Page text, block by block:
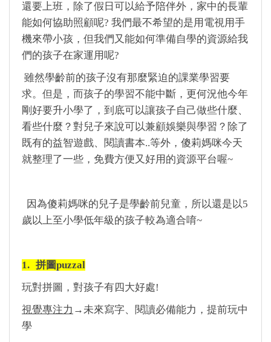
還要上班，除了假日可以給予陪伴外，家中的長輩
能如何協助照顧呢? 我們最不希望的是用電視用手
機來帶小孩，但我們又能如何準備自學的資源給我
們的孩子在家運用呢?
雖然學齡前的孩子沒有那麼緊迫的課業學習要
求。但是，而孩子的學習不能中斷，更何況他今年
剛好要升小學了，到底可以讓孩子自己做些什麼、
看些什麼？對兒子來說可以兼顧娛樂與學習？除了
既有的益智遊戲、閱讀書本..等外，傻莉媽咪今天
就整理了一些，免費方便又好用的資源平台喔~
因為傻莉媽咪的兒子是學齡前兒童，所以還是以5
歲以上至小學低年級的孩子較為適合唷~
1. 拼圖puzzal
玩對拼圖，對孩子有四大好處!
視覺專注力 →未來寫字、閱讀必備能力，提前玩中
學